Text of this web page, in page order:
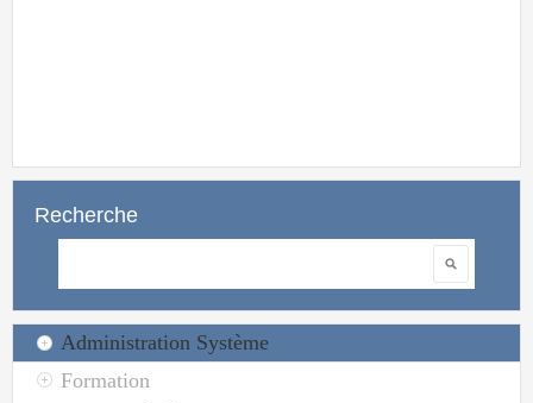
Recherche
Rechercher
Administration Système
Formation